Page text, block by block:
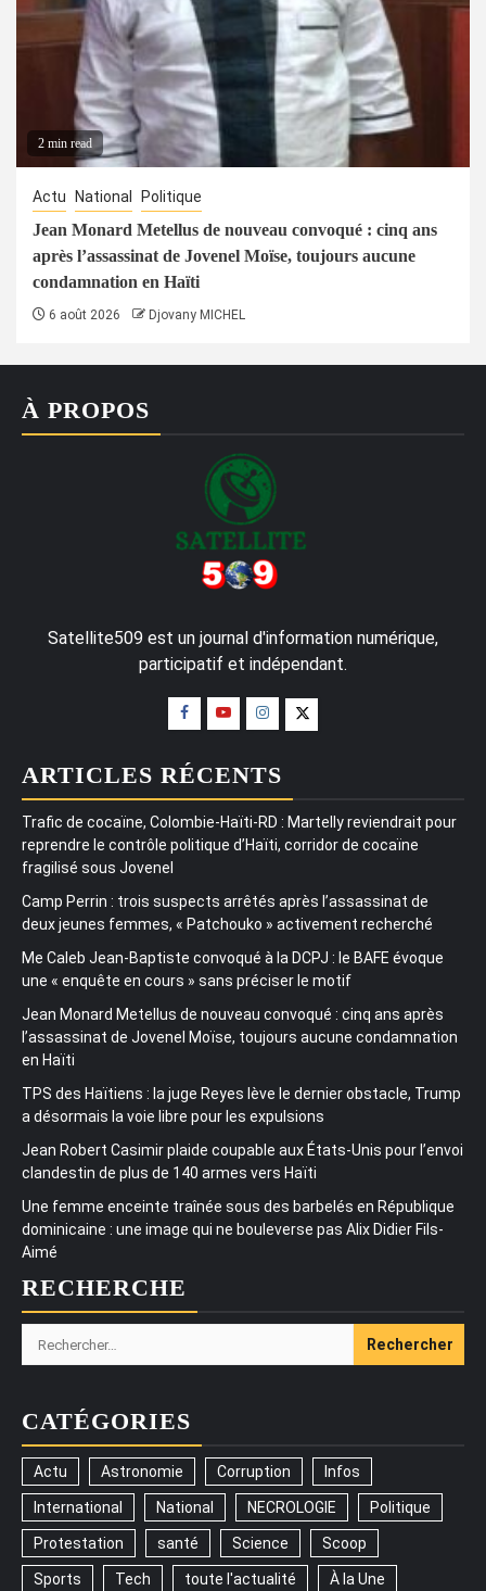
2 min read
Actu National Politique
Jean Monard Metellus de nouveau convoqué : cinq ans
après l’assassinat de Jovenel Moïse, toujours aucune
condamnation en Haïti
6 août 2026 Djovany MICHEL
À PROPOS
Satellite509 est un journal d'information numérique,
participatif et indépendant.
ARTICLES RÉCENTS
Trafic de cocaïne, Colombie-Haïti-RD : Martelly reviendrait pour
reprendre le contrôle politique d’Haïti, corridor de cocaïne
fragilisé sous Jovenel
Camp Perrin : trois suspects arrêtés après l’assassinat de
deux jeunes femmes, « Patchouko » activement recherché
Me Caleb Jean-Baptiste convoqué à la DCPJ : le BAFE évoque
une « enquête en cours » sans préciser le motif
Jean Monard Metellus de nouveau convoqué : cinq ans après
l’assassinat de Jovenel Moïse, toujours aucune condamnation
en Haïti
TPS des Haïtiens : la juge Reyes lève le dernier obstacle, Trump
a désormais la voie libre pour les expulsions
Jean Robert Casimir plaide coupable aux États-Unis pour l’envoi
clandestin de plus de 140 armes vers Haïti
Une femme enceinte traînée sous des barbelés en République
dominicaine : une image qui ne bouleverse pas Alix Didier Fils-
Aimé
RECHERCHE
Rechercher :
CATÉGORIES
Actu Astronomie Corruption Infos
International National NECROLOGIE Politique
Protestation santé Science Scoop
Sports Tech toute l'actualité À la Une